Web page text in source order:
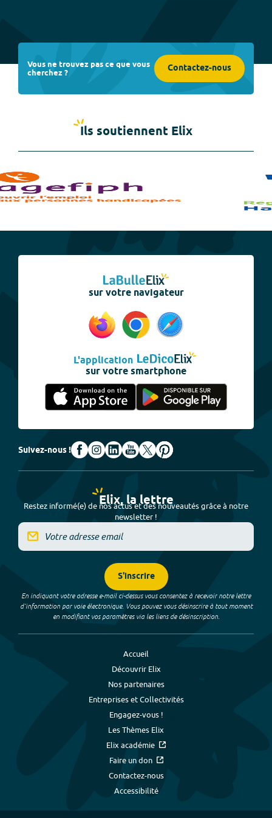
Vous ne trouvez pas ce que vous
cherchez ? Contactez-nous
Ils soutiennent Elix
sur votre navigateur
L'application
sur votre smartphone
Suivez-nous !
Elix, la lettre
Restez informé(e) de nos actus et des nouveautés grâce à notre
newsletter !
S'inscrire
En indiquant votre adresse e-mail ci-dessus vous consentez à recevoir notre lettre
d’information par voie électronique. Vous pouvez vous désinscrire à tout moment
en modifiant vos paramètres via les liens de désinscription.
Accueil
Découvrir Elix
Nos partenaires
Entreprises et Collectivités
Engagez-vous !
Les Thèmes Elix
Elix académie
Faire un don
Contactez-nous
Accessibilité